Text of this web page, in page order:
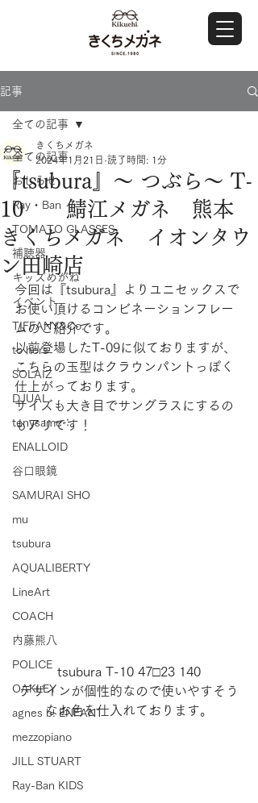
記事
全ての記事
おしらせ
Ray・Ban
TOMATO GLASSES
補聴器
キッズめがね
イベント
TIFFANY&Co.
to hers
SOLAIZ
DJUAL
tonysame：
ENALLOID
谷口眼鏡
SAMURAI SHO
mu
tsubura
AQUALIBERTY
LineArt
COACH
内藤熊八
POLICE
OAKLEY
agnes b. ENFANT
mezzopiano
JILL STUART
Ray-Ban KIDS
全ての記事
『tsubura』～ つぶら～ T-
10 鯖江メガネ 熊本
きくちメガネ イオンタウ
ン田崎店
きくちメガネ
2024年1月21日 読了時間: 1分
今回は『tsubura』よりユニセックスで
お使い頂けるコンビネーションフレー
ムのご紹介です。
以前登場したT-09に似ておりますが、
こちらの玉型はクラウンパントっぽく
仕上がっております。
サイズも大き目でサングラスにするの
もアリです！
tsubura T-10 47□23 140
デザインが個性的なので使いやすそう
なお色を仕入れております。